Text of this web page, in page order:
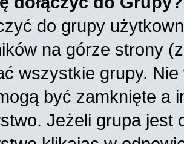
do grupy
na górze strony
wszystkie grupy.
być zamknięte a
Jeżeli grupa